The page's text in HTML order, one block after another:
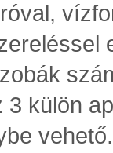
3 külön